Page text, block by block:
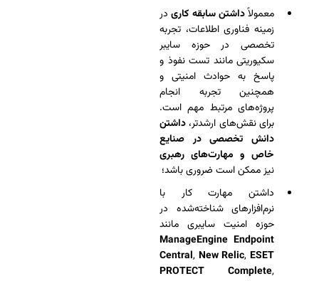
معمولاًداشتن سابقه کاریدر
زمینه فناوری اطلاعات، تجربه
تخصصی در حوزه سایبر
سکیوریتی مانند تست نفوذ و
پاسخ به حوادث امنیتی و
همچنین تجربه انجام
پروژه‌های مرتبط مهم است.
برای نقش‌های ارشدتر، داشتن
دانش تخصصی در صنایع
خاص و مهارت‌های رهبری
نیز ممکن است ضروری باشد؛
داشتن مهارت کار با
نرم‌افزارهای شناخته‌شده در
حوزه امنیت سایبری مانند
ManageEngine Endpoint
Central, New Relic,ESET
PROTECT Complete,